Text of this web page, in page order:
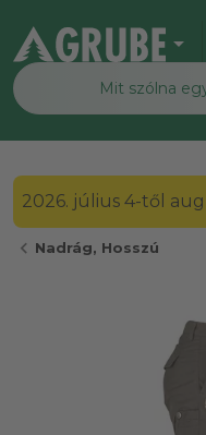
arrow_drop_down
2026. július 4-től
chevron_left Nadrág, Hosszú